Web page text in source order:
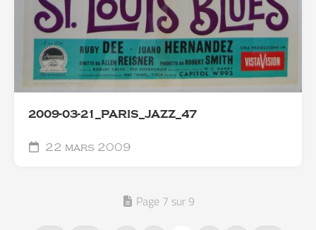
2009-03-21_PARIS_JAZZ_47
22 mars 2009
Page 7 sur 9